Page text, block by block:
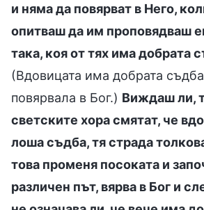
и няма да повярват в Него,
опитваш да им проповядваш
така, коя от тях има добрата
(Вдовицата има добрата
повярвала в Бог.) Виждаш ли,
светските хора смятат, че
лоша съдба, тя страда
това променя посоката и
различен път, вярва в Бог и